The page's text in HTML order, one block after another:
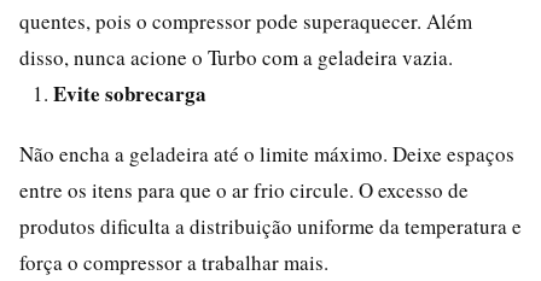
quentes, pois o compressor pode superaquecer. Além
disso, nunca acione o Turbo com a geladeira vazia.
Evite sobrecarga
Não encha a geladeira até o limite máximo. Deixe espaços
entre os itens para que o ar frio circule. O excesso de
produtos dificulta a distribuição uniforme da temperatura e
força o compressor a trabalhar mais.